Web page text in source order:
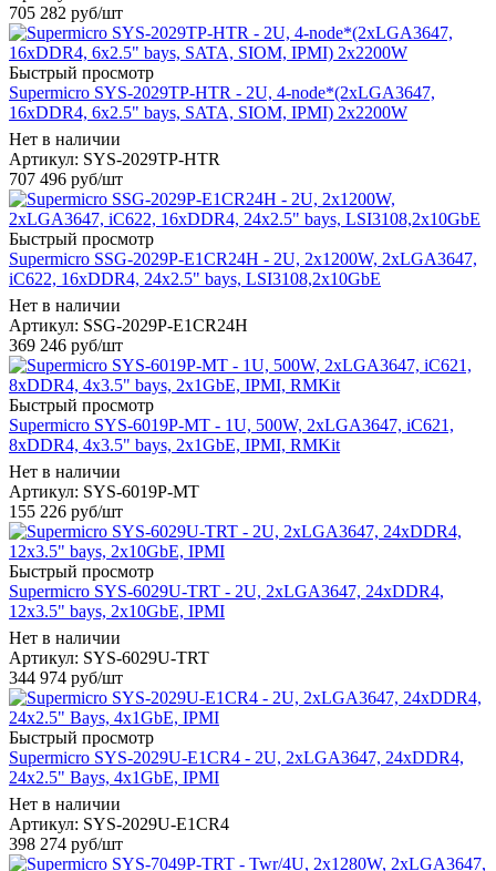
705 282 руб/шт
Быстрый просмотр
Supermicro SYS-2029TP-HTR - 2U, 4-node*(2xLGA3647,
16xDDR4, 6x2.5" bays, SATA, SIOM, IPMI) 2x2200W
Нет в наличии
Артикул: SYS-2029TP-HTR
707 496 руб/шт
Быстрый просмотр
Supermicro SSG-2029P-E1CR24H - 2U, 2x1200W, 2xLGA3647,
iC622, 16xDDR4, 24x2.5" bays, LSI3108,2x10GbE
Нет в наличии
Артикул: SSG-2029P-E1CR24H
369 246 руб/шт
Быстрый просмотр
Supermicro SYS-6019P-MT - 1U, 500W, 2xLGA3647, iC621,
8xDDR4, 4x3.5" bays, 2x1GbE, IPMI, RMKit
Нет в наличии
Артикул: SYS-6019P-MT
155 226 руб/шт
Быстрый просмотр
Supermicro SYS-6029U-TRT - 2U, 2xLGA3647, 24xDDR4,
12x3.5" bays, 2x10GbE, IPMI
Нет в наличии
Артикул: SYS-6029U-TRT
344 974 руб/шт
Быстрый просмотр
Supermicro SYS-2029U-E1CR4 - 2U, 2xLGA3647, 24xDDR4,
24x2.5" Bays, 4x1GbE, IPMI
Нет в наличии
Артикул: SYS-2029U-E1CR4
398 274 руб/шт